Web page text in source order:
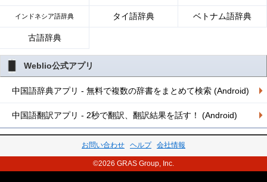
インドネシア語辞典 タイ語辞典 ベトナム語辞典
古語辞典
Weblio公式アプリ
中国語辞典アプリ - 無料で複数の辞書をまとめて検索 (Android)
中国語翻訳アプリ - 2秒で翻訳、翻訳結果を話す！ (Android)
お問い合わせ ヘルプ 会社情報
©2026 GRAS Group, Inc.